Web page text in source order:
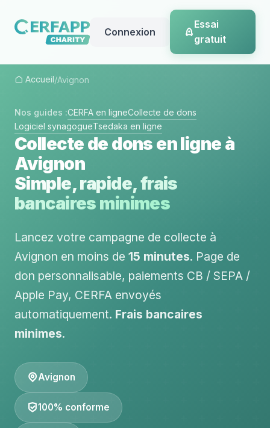
Connexion
Essai
gratuit
Accueil/Avignon
Nos guides :CERFA en ligneCollecte de dons
Logiciel synagogueTsedaka en ligne
Collecte de dons en ligne à
Avignon
Simple, rapide, frais
bancaires minimes
Lancez votre campagne de collecte à
Avignon en moins de 15 minutes. Page de
don personnalisable, paiements CB / SEPA /
Apple Pay, CERFA envoyés
automatiquement. Frais bancaires
minimes.
Avignon
100% conforme